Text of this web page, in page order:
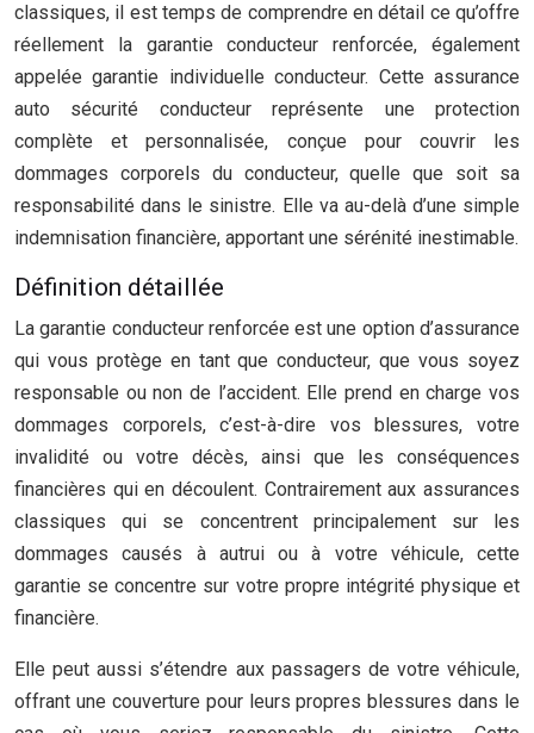
classiques, il est temps de comprendre en détail ce qu’offre
réellement la garantie conducteur renforcée, également
appelée garantie individuelle conducteur. Cette assurance
auto sécurité conducteur représente une protection
complète et personnalisée, conçue pour couvrir les
dommages corporels du conducteur, quelle que soit sa
responsabilité dans le sinistre. Elle va au-delà d’une simple
indemnisation financière, apportant une sérénité inestimable.
Définition détaillée
La garantie conducteur renforcée est une option d’assurance
qui vous protège en tant que conducteur, que vous soyez
responsable ou non de l’accident. Elle prend en charge vos
dommages corporels, c’est-à-dire vos blessures, votre
invalidité ou votre décès, ainsi que les conséquences
financières qui en découlent. Contrairement aux assurances
classiques qui se concentrent principalement sur les
dommages causés à autrui ou à votre véhicule, cette
garantie se concentre sur votre propre intégrité physique et
financière.
Elle peut aussi s’étendre aux passagers de votre véhicule,
offrant une couverture pour leurs propres blessures dans le